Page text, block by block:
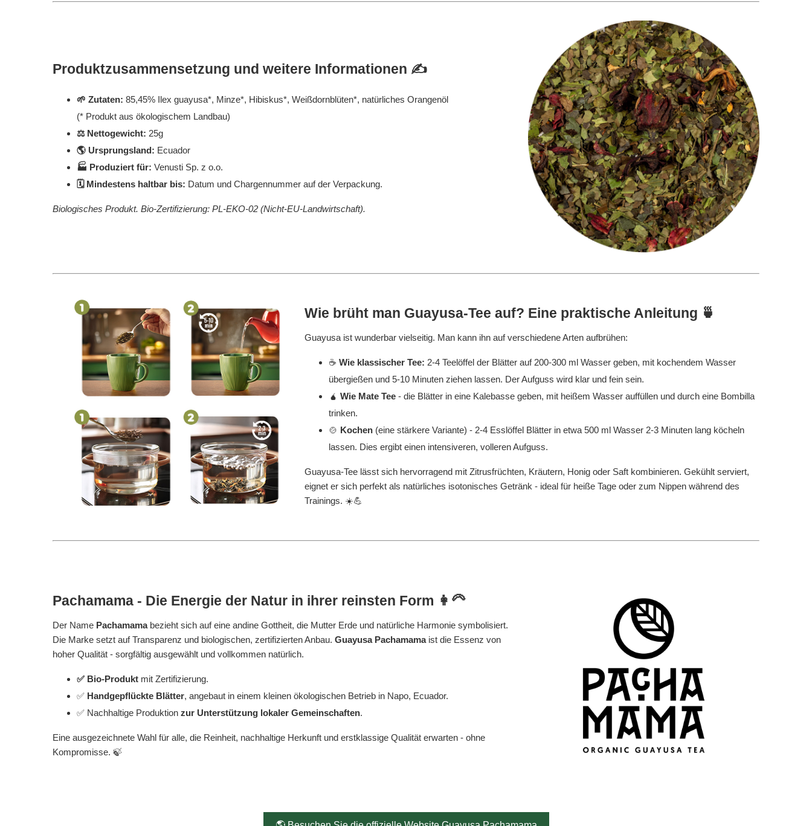
Produktzusammensetzung und weitere Informationen ✍️
🌱 Zutaten: 85,45% Ilex guayusa*, Minze*, Hibiskus*, Weißdornblüten*, natürliches Orangenöl
(* Produkt aus ökologischem Landbau)
⚖️ Nettogewicht: 25g
🌎 Ursprungsland: Ecuador
🏭 Produziert für: Venusti Sp. z o.o.
🗓️ Mindestens haltbar bis: Datum und Chargennummer auf der Verpackung.
Biologisches Produkt. Bio-Zertifizierung: PL-EKO-02 (Nicht-EU-Landwirtschaft).
Wie brüht man Guayusa-Tee auf? Eine praktische Anleitung 🍵
Guayusa ist wunderbar vielseitig. Man kann ihn auf verschiedene Arten aufbrühen:
☕ Wie klassischer Tee: 2-4 Teelöffel der Blätter auf 200-300 ml Wasser geben, mit kochendem Wasser
übergießen und 5-10 Minuten ziehen lassen. Der Aufguss wird klar und fein sein.
🧉 Wie Mate Tee- die Blätter in eine Kalebasse geben, mit heißem Wasser auffüllen und durch eine Bombilla
trinken.
🍲 Kochen(eine stärkere Variante) - 2-4 Esslöffel Blätter in etwa 500 ml Wasser 2-3 Minuten lang köcheln
lassen. Dies ergibt einen intensiveren, volleren Aufguss.
Guayusa-Tee lässt sich hervorragend mit Zitrusfrüchten, Kräutern, Honig oder Saft kombinieren. Gekühlt serviert,
eignet er sich perfekt als natürliches isotonisches Getränk - ideal für heiße Tage oder zum Nippen während des
Trainings. ☀️💪
Pachamama - Die Energie der Natur in ihrer reinsten Form 👩‍🦳
Der Name Pachamamabezieht sich auf eine andine Gottheit, die Mutter Erde und natürliche Harmonie symbolisiert.
Die Marke setzt auf Transparenz und biologischen, zertifizierten Anbau. Guayusa Pachamamaist die Essenz von
hoher Qualität - sorgfältig ausgewählt und vollkommen natürlich.
✅ Bio-Produkt mit Zertifizierung.
✅ Handgepflückte Blätter, angebaut in einem kleinen ökologischen Betrieb in Napo, Ecuador.
✅ Nachhaltige Produktion zur Unterstützung lokaler Gemeinschaften.
Eine ausgezeichnete Wahl für alle, die Reinheit, nachhaltige Herkunft und erstklassige Qualität erwarten - ohne
Kompromisse. 🍃